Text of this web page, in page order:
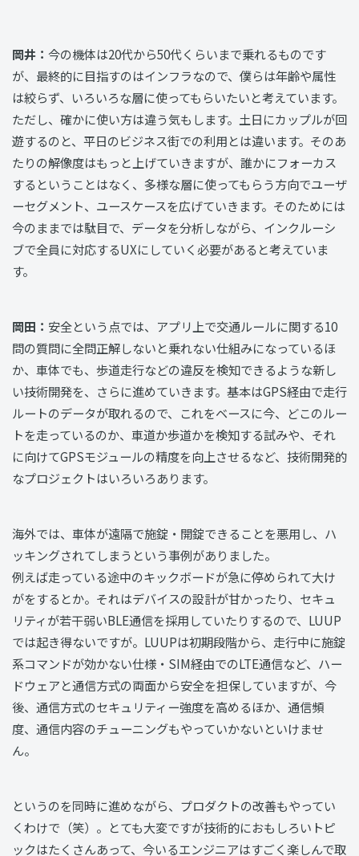
岡井： 今の機体は20代から50代くらいまで乗れるものです
が、最終的に目指すのはインフラなので、僕らは年齢や属性
は絞らず、いろいろな層に使ってもらいたいと考えています。
ただし、確かに使い方は違う気もします。土日にカップルが回
遊するのと、平日のビジネス街での利用とは違います。そのあ
たりの解像度はもっと上げていきますが、誰かにフォーカス
するということはなく、多様な層に使ってもらう方向でユーザ
ーセグメント、ユースケースを広げていきます。そのためには
今のままでは駄目で、データを分析しながら、インクルーシ
ブで全員に対応するUXにしていく必要があると考えていま
す。
岡田： 安全という点では、アプリ上で交通ルールに関する10
問の質問に全問正解しないと乗れない仕組みになっているほ
か、車体でも、歩道走行などの違反を検知できるような新し
い技術開発を、さらに進めていきます。基本はGPS経由で走行
ルートのデータが取れるので、これをベースに今、どこのルー
トを走っているのか、車道か歩道かを検知する試みや、それ
に向けてGPSモジュールの精度を向上させるなど、技術開発的
なプロジェクトはいろいろあります。
海外では、車体が遠隔で施錠・開錠できることを悪用し、ハ
ッキングされてしまうという事例がありました。
例えば走っている途中のキックボードが急に停められて大け
がをするとか。それはデバイスの設計が甘かったり、セキュ
リティが若干弱いBLE通信を採用していたりするので、LUUP
では起き得ないですが。LUUPは初期段階から、走行中に施錠
系コマンドが効かない仕様・SIM経由でのLTE通信など、ハー
ドウェアと通信方式の両面から安全を担保していますが、今
後、通信方式のセキュリティー強度を高めるほか、通信頻
度、通信内容のチューニングもやっていかないといけませ
ん。
というのを同時に進めながら、プロダクトの改善もやってい
くわけで（笑）。とても大変ですが技術的におもしろいトピ
ックはたくさんあって、今いるエンジニアはすごく楽しんで取